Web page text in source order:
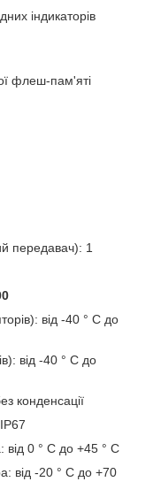
індикаторів
флеш-пам'яті
передавач): 1
від -40 ° C до
від -40 ° C до
конденсації
0 ° C до +45 ° C
від -20 ° C до +70